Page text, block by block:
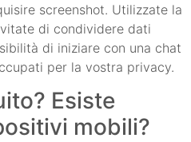
screenshot. Utilizzate la
di condividere dati
di iniziare con una chat
per la vostra privacy.
Esiste
mobili?